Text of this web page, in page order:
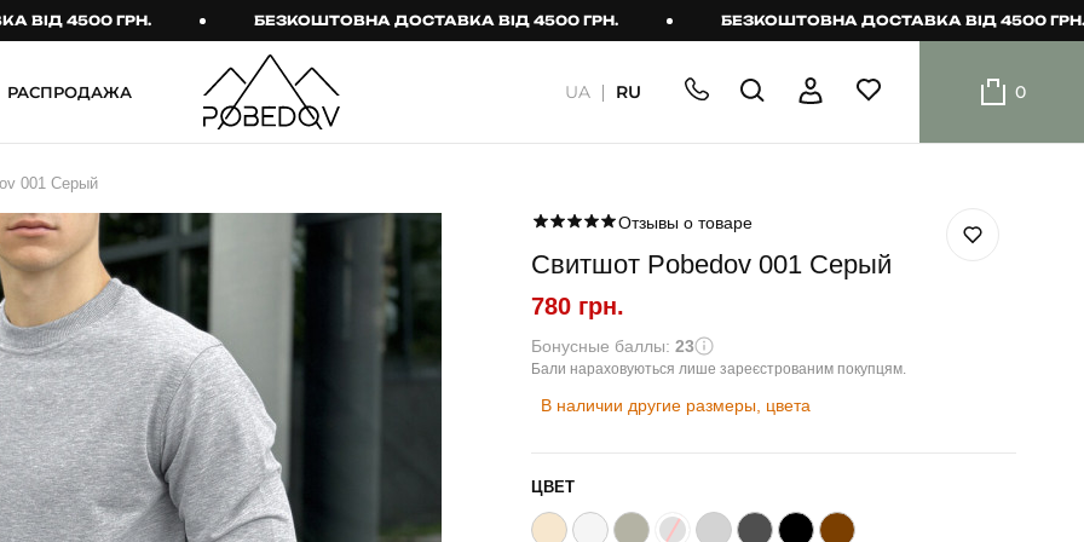
ГРН. БЕЗКОШТОВНА ДОСТАВКА ВІД 4500 ГРН. БЕЗКОШТОВНА ДОСТАВКА ВІД 4500 ГРН.
Брюки
Джогери
Карго
Спортивні штани
Лосины
Джинсы
КОМПЛЕКТИ
Куртка й штани
Тактичний жіночий
одяг
Тактичний чоловічий
Тактичні рукавиці
Тактичні шкарпетки
ТЕРМО-КОМПЛЕКТИ
ФУТБОЛКИ І СОРОЧКИ
шорти
Шорти
РАСПРОДАЖА UA RU 0
001 Серый
Отзывы о товаре
Свитшот Pobedov 001 Серый
780 грн.
Бонусные баллы:23
Бали нараховуються лише зареєстрованим покупцям.
В наличии другие размеры, цвета
ЦВЕТ